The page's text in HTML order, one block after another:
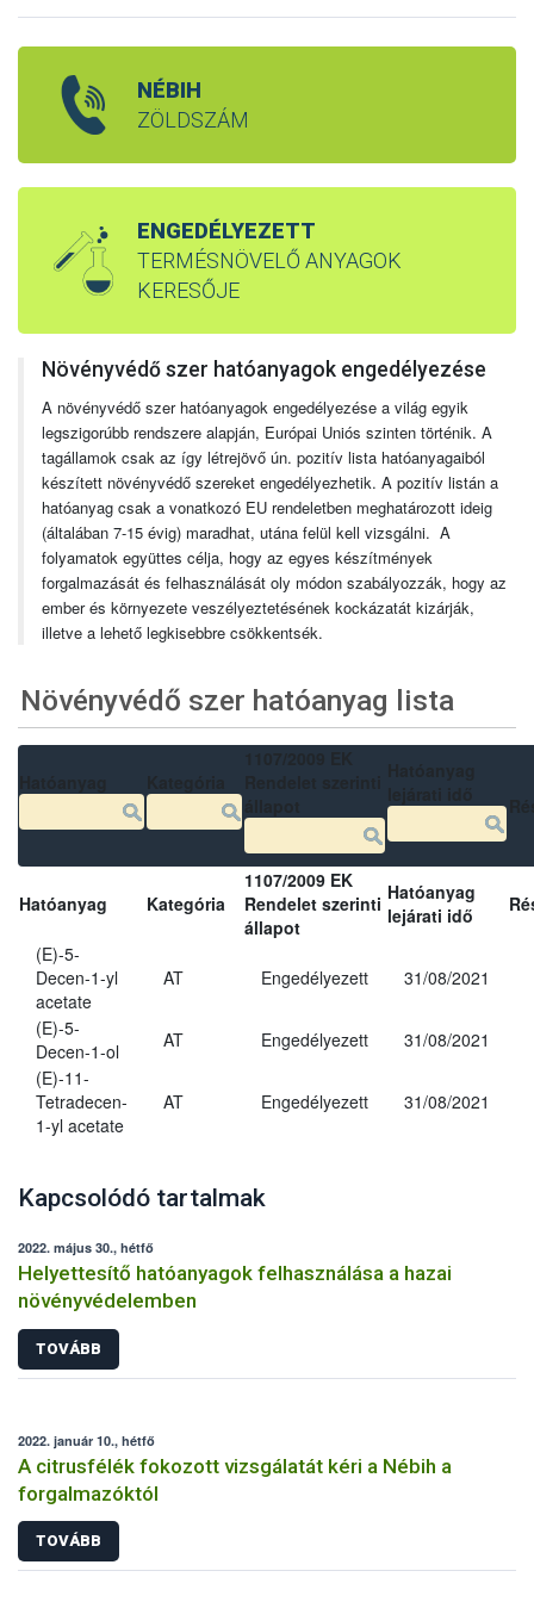
NÉBIH
ZÖLDSZÁM
ENGEDÉLYEZETT
TERMÉSNÖVELŐ ANYAGOK
KERESŐJE
Növényvédő szer hatóanyagok engedélyezése
A növényvédő szer hatóanyagok engedélyezése a világ egyik
legszigorúbb rendszere alapján, Európai Uniós szinten történik. A
tagállamok csak az így létrejövő ún. pozitív lista hatóanyagaiból
készített növényvédő szereket engedélyezhetik. A pozitív listán a
hatóanyag csak a vonatkozó EU rendeletben meghatározott ideig
(általában 7-15 évig) maradhat, utána felül kell vizsgálni. A
folyamatok együttes célja, hogy az egyes készítmények
forgalmazását és felhasználását oly módon szabályozzák, hogy az
ember és környezete veszélyeztetésének kockázatát kizárják,
illetve a lehető legkisebbre csökkentsék.
Növényvédő szer hatóanyag lista
Hatóanyag Kategória
1107/2009 EK
Rendelet szerinti
állapot
Hatóanyag
lejárati idő
(E)-5-
Decen-1-yl
acetate
AT Engedélyezett 31/08/2021
(E)-5-
Decen-1-ol
AT Engedélyezett
31/08/2021
(E)-11-
Tetradecen-
1-yl acetate
AT Engedélyezett 31/08/2021
Kapcsolódó tartalmak
2022. május 30., hétfő
Helyettesítő hatóanyagok felhasználása a hazai
növényvédelemben
TOVÁBB
2022. január 10., hétfő
A citrusfélék fokozott vizsgálatát kéri a Nébih a
forgalmazóktól
TOVÁBB